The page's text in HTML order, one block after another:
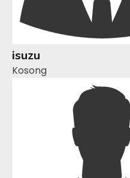
isuzu
Kosong